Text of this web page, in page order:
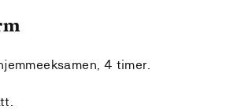
4 timer.